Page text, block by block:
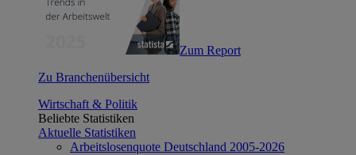
Zum Report
Zu Branchenübersicht
Wirtschaft & Politik
Beliebte Statistiken
Aktuelle Statistiken
Arbeitslosenquote Deutschland 2005-2026